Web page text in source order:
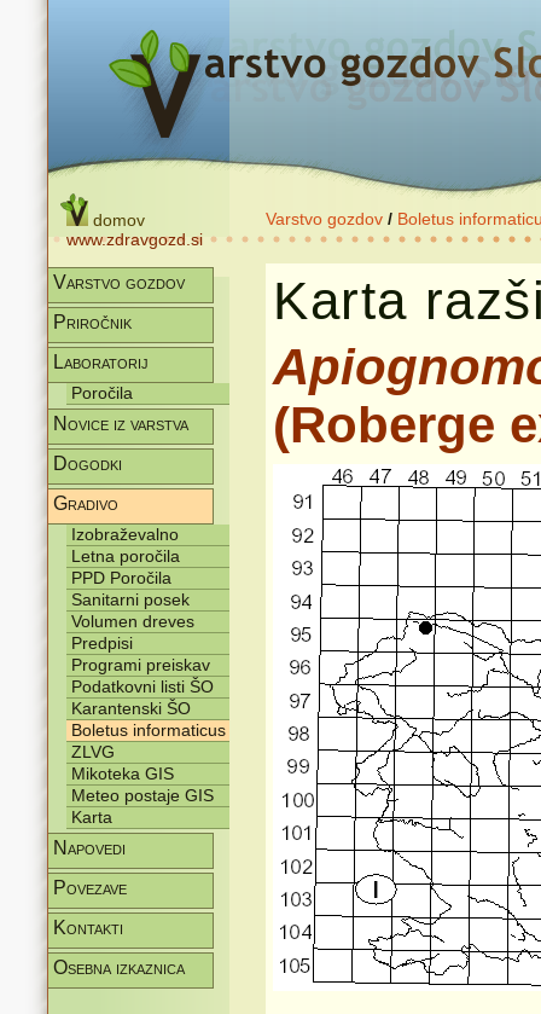
domov
www.zdravgozd.si
Varstvo gozdov / Boletus
Varstvo gozdov
Priročnik
Laboratorij
Poročila
Novice iz varstva
Dogodki
Gradivo
Izobraževalno
Letna poročila
PPD Poročila
Sanitarni posek
Volumen dreves
Predpisi
Programi preiskav
Podatkovni listi ŠO
Karantenski ŠO
Boletus informaticus
ZLVG
Mikoteka GIS
Meteo postaje GIS
Karta
Napovedi
Povezave
Kontakti
Osebna izkaznica
Karta
(Roberge